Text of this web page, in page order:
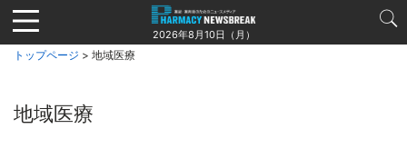
Jump
to
navigation
2026年8月10日（月）
トップページ > 地域医療
地域医療